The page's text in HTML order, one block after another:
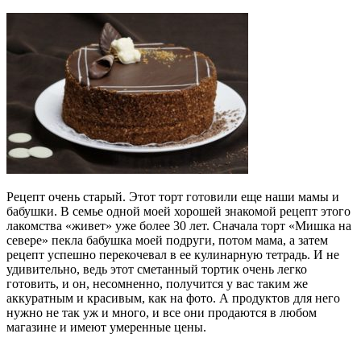
Рецепт очень старый. Этот торт готовили еще наши мамы и
бабушки. В семье одной моей хорошей знакомой рецепт этого
лакомства «живет» уже более 30 лет. Сначала торт «Мишка на
севере» пекла бабушка моей подруги, потом мама, а затем
рецепт успешно перекочевал в ее кулинарную тетрадь. И не
удивительно, ведь этот сметанный тортик очень легко
готовить, и он, несомненно, получится у вас таким же
аккуратным и красивым, как на фото. А продуктов для него
нужно не так уж и много, и все они продаются в любом
магазине и имеют умеренные цены.